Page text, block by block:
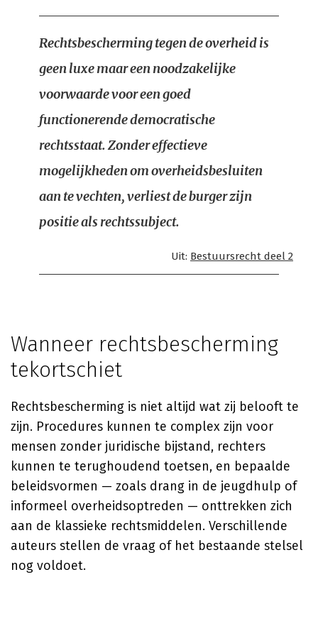
Rechtsbescherming tegen de overheid is
geen luxe maar een noodzakelijke
voorwaarde voor een goed
functionerende democratische
rechtsstaat. Zonder effectieve
mogelijkheden om overheidsbesluiten
aan te vechten, verliest de burger zijn
positie als rechtssubject.
Uit: Bestuursrecht deel 2
Wanneer rechtsbescherming
tekortschiet
Rechtsbescherming is niet altijd wat zij belooft te
zijn. Procedures kunnen te complex zijn voor
mensen zonder juridische bijstand, rechters
kunnen te terughoudend toetsen, en bepaalde
beleidsvormen — zoals drang in de jeugdhulp of
informeel overheidsoptreden — onttrekken zich
aan de klassieke rechtsmiddelen. Verschillende
auteurs stellen de vraag of het bestaande stelsel
nog voldoet.